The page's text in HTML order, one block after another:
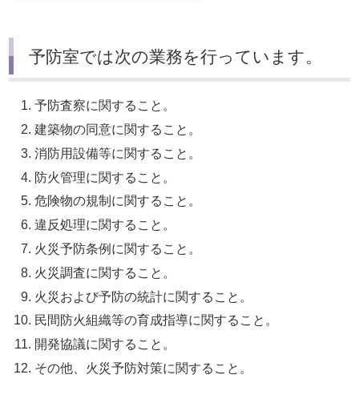
予防室では次の業務を行っています。
予防査察に関すること。
建築物の同意に関すること。
消防用設備等に関すること。
防火管理に関すること。
危険物の規制に関すること。
違反処理に関すること。
火災予防条例に関すること。
火災調査に関すること。
火災および予防の統計に関すること。
民間防火組織等の育成指導に関すること。
開発協議に関すること。
その他、火災予防対策に関すること。